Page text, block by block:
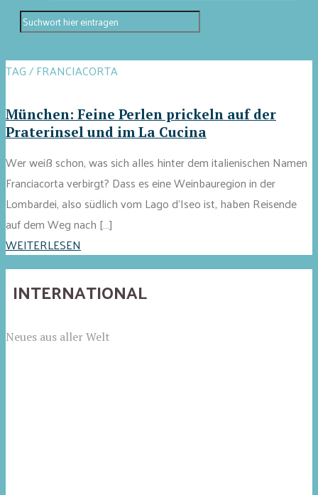
TAG / FRANCIACORTA
München: Feine Perlen prickeln auf der
Praterinsel und im La Cucina
Wer weiß schon, was sich alles hinter dem italienischen Namen
Franciacorta verbirgt? Dass es eine Weinbauregion in der
Lombardei, also südlich vom Lago d'Iseo ist, haben Reisende
auf dem Weg nach […]
WEITERLESEN
INTERNATIONAL
Neues aus aller Welt